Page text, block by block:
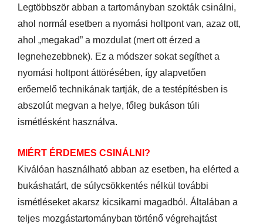
Legtöbbször abban a tartományban szokták csinálni,
ahol normál esetben a nyomási holtpont van, azaz ott,
ahol „megakad” a mozdulat (mert ott érzed a
legnehezebbnek). Ez a módszer sokat segíthet a
nyomási holtpont áttörésében, így alapvetően
erőemelő technikának tartják, de a testépítésben is
abszolút megvan a helye, főleg bukáson túli
ismétlésként használva.
MIÉRT ÉRDEMES CSINÁLNI?
Kiválóan használható abban az esetben, ha elérted a
bukáshatárt, de súlycsökkentés nélkül további
ismétléseket akarsz kicsikarni magadból. Általában a
teljes mozgástartományban történő végrehajtást